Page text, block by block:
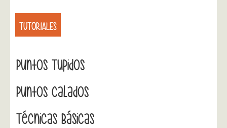
TUTORIALES
Puntos Tupidos
Puntos Calados
Técnicas Básicas